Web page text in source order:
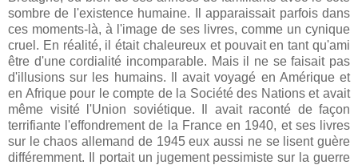
sombre de l'existence humaine. Il apparaissait parfois dans
ces moments-là, à l'image de ses livres, comme un cynique
cruel. En réalité, il était chaleureux et pouvait en tant qu'ami
être d'une cordialité incomparable. Mais il ne se faisait pas
d'illusions sur les humains. Il avait voyagé en Amérique et
en Afrique pour le compte de la Société des Nations et avait
même visité l'Union soviétique. Il avait raconté de façon
terrifiante l'effondrement de la France en 1940, et ses livres
sur le chaos allemand de 1945 eux aussi ne se lisent guère
différemment. Il portait un jugement pessimiste sur la guerre